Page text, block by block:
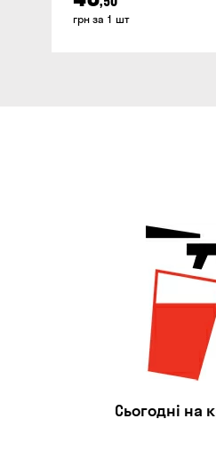
грн за 1 шт
Сьогодні на